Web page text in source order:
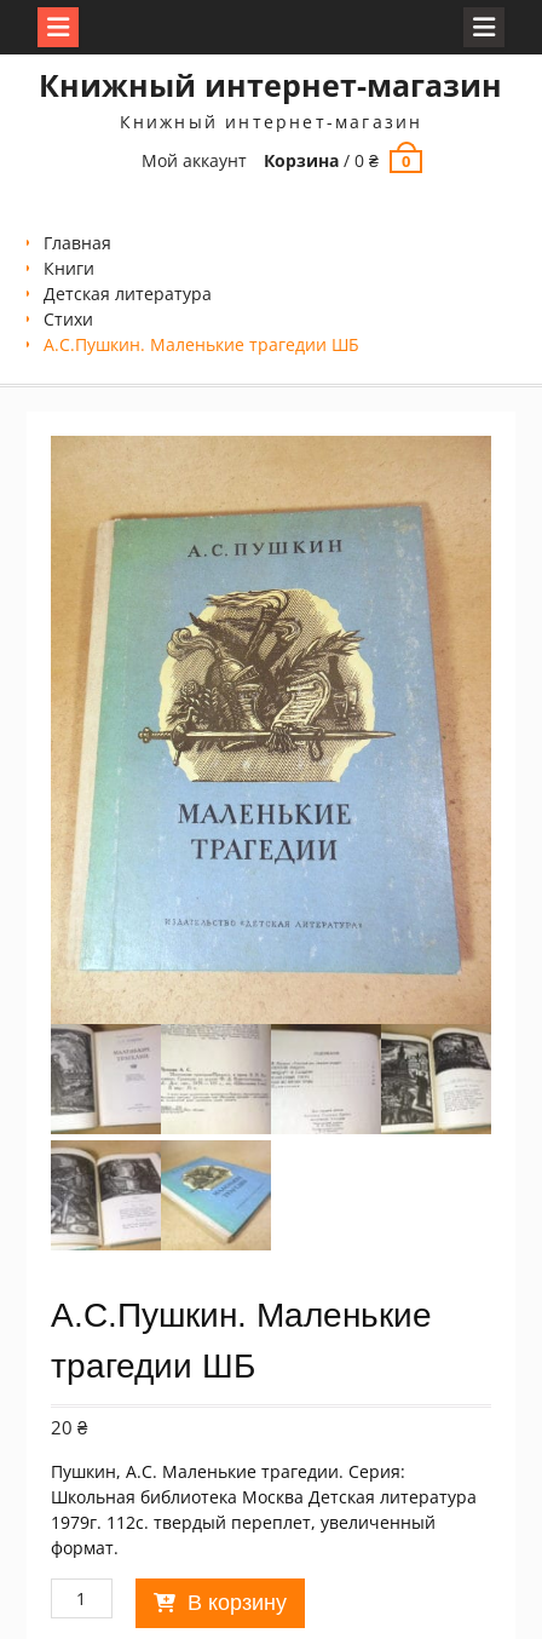
Книжный интернет-магазин
Книжный интернет-магазин
Мой аккаунт
Корзина /0₴ 0
Главная
Книги
Детская литература
Стихи
А.С.Пушкин. Маленькие трагедии ШБ
А.С.Пушкин. Маленькие
трагедии ШБ
20 ₴
Пушкин, А.С. Маленькие трагедии. Серия:
Школьная библиотека Москва Детская литература
1979г. 112с. твердый переплет, увеличенный
формат.
Количество
товара
В корзину